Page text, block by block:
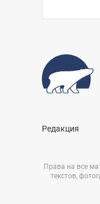
Редакция
Права на все
текстов,